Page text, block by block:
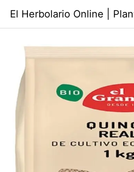
contenido
El Herbolario Online |